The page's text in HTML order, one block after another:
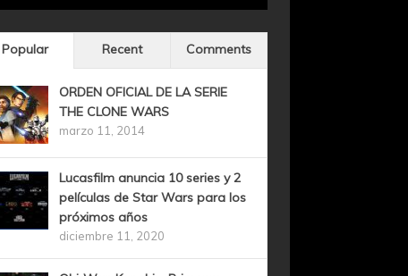
Popular Recent Comments
ORDEN OFICIAL DE LA SERIE
THE CLONE WARS
marzo 11, 2014
Lucasfilm anuncia 10 series y 2
películas de Star Wars para los
próximos años
diciembre 11, 2020